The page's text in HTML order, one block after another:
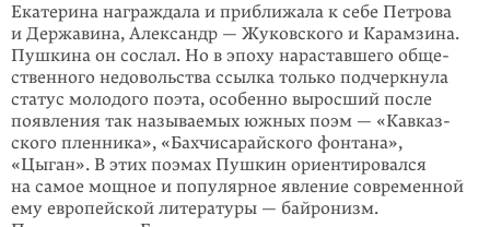
Екатерина награждала и приближала к себе Петрова
и Державина, Александр — Жуковского и Карамзина.
Пушкина он сослал. Но в эпоху нараставшего обще­­
ственного недовольства ссылка только подчеркнула
статус молодого поэта, особенно выросший после
появления так называемых южных поэм — «Кавказ­
ского пленника», «Бахчисарайского фонтана»,
«Цыган». В этих поэмах Пушкин ориентировался
на самое мощное и популярное явление современной
ему евро­пейской литературы — байронизм.